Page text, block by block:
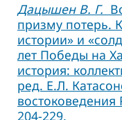
Дацышен В. Г.
призму потерь.
истории» и
лет Победы на
история:
ред. Е.Л.
204-229.